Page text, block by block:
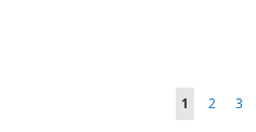
You're
1 Sida
2 Sida
3